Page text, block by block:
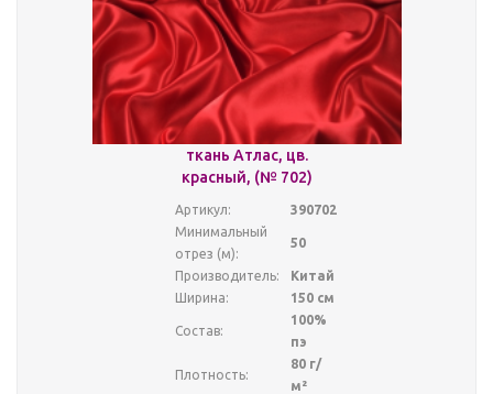
ткань Атлас, цв.
красный, (№ 702)
Артикул:
390702
Минимальный
отрез (м):
50
Производитель:
Китай
Ширина:
150 см
Состав:
100%
пэ
Плотность:
80 г/
м²